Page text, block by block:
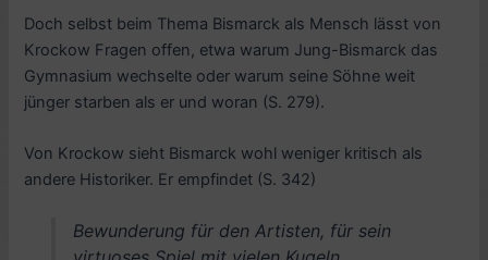
Doch selbst beim Thema Bismarck als Mensch lässt von
Krockow Fragen offen, etwa warum Jung-Bismarck das
Gymnasium wechselte oder warum seine Söhne weit
jünger starben als er und woran (S. 279).
Von Krockow sieht Bismarck wohl weniger kritisch als
andere Historiker. Er empfindet (S. 342)
Bewunderung für den Artisten, für sein